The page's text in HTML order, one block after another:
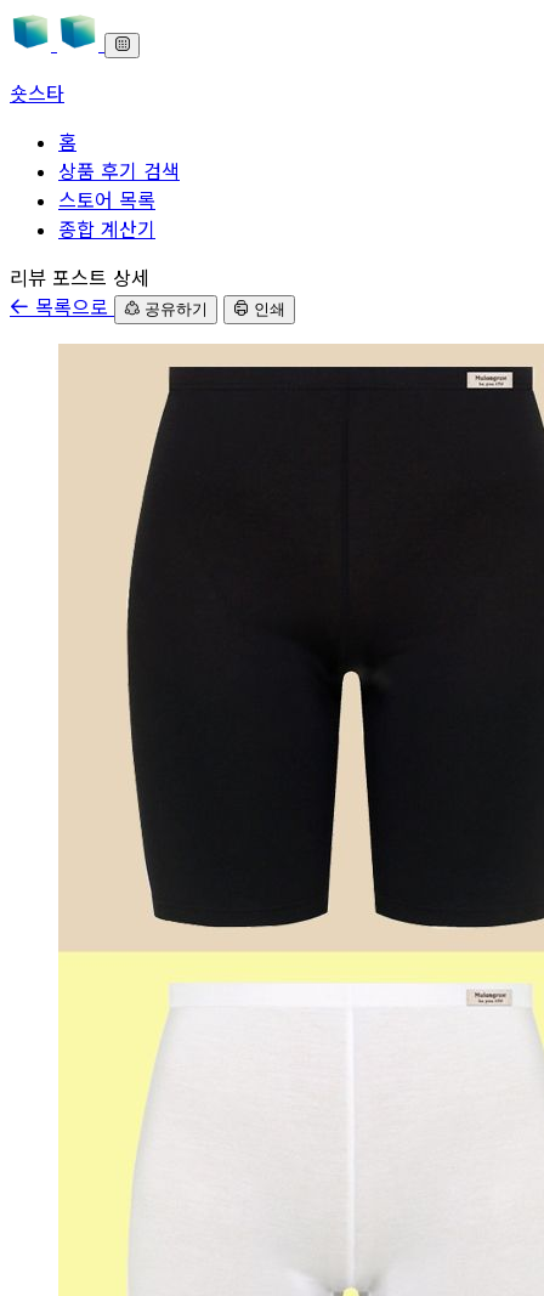
숏스타
홈
상품 후기 검색
스토어 목록
종합 계산기
본문으로 바로가기
리뷰 포스트 상세
목록으로
공유하기 인쇄